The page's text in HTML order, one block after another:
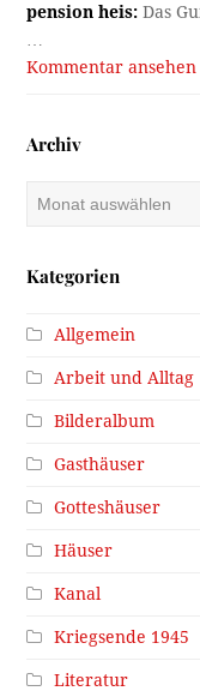
pension heis: Das
Kommentar
Archiv
Kategorien
Allgemein
Arbeit und Alltag
Bilderalbum
Gasthäuser
Gotteshäuser
Häuser
Kanal
Kriegsende 1945
Literatur